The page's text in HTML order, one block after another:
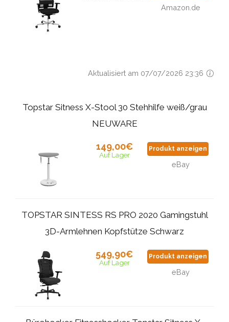
Amazon.de
Aktualisiert am 07/07/2026 23:36
Topstar Sitness X-Stool 30 Stehhilfe weiß/grau
NEUWARE
149,00€
Auf Lager
Produkt anzeigen
eBay
TOPSTAR SINTESS RS PRO 2020 Gamingstuhl
3D-Armlehnen Kopfstütze Schwarz
549,90€
Auf Lager
Produkt anzeigen
eBay